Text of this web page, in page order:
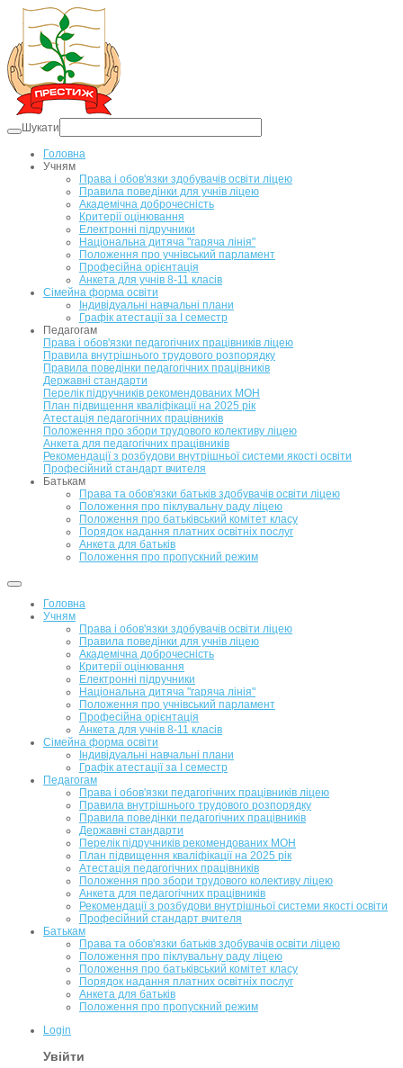
Шукати
Головна
Учням
Права і обов'язки здобувачів освіти ліцею
Правила поведінки для учнів ліцею
Академічна доброчесність
Критерії оцінювання
Електронні підручники
Національна дитяча "гаряча лінія"
Положення про учнівський парламент
Професійна орієнтація
Анкета для учнів 8-11 класів
Сімейна форма освіти
Індивідуальні навчальні плани
Графік атестації за І семестр
Педагогам
Права і обов'язки педагогічних працівників ліцею
Правила внутрішнього трудового розпорядку
Правила поведінки педагогічних працівників
Державні стандарти
Перелік підручників рекомендованих МОН
План підвищення кваліфікації на 2025 рік
Атестація педагогічних працівників
Положення про збори трудового колективу ліцею
Анкета для педагогічних працівників
Рекомендації з розбудови внутрішньої системи якості освіти
Професійний стандарт вчителя
Батькам
Права та обов'язки батьків здобувачів освіти ліцею
Положення про піклувальну раду ліцею
Положення про батьківський комітет класу
Порядок надання платних освітніх послуг
Анкета для батьків
Положення про пропускний режим
Головна
Учням
Права і обов'язки здобувачів освіти ліцею
Правила поведінки для учнів ліцею
Академічна доброчесність
Критерії оцінювання
Електронні підручники
Національна дитяча "гаряча лінія"
Положення про учнівський парламент
Професійна орієнтація
Анкета для учнів 8-11 класів
Сімейна форма освіти
Індивідуальні навчальні плани
Графік атестації за І семестр
Педагогам
Права і обов'язки педагогічних працівників ліцею
Правила внутрішнього трудового розпорядку
Правила поведінки педагогічних працівників
Державні стандарти
Перелік підручників рекомендованих МОН
План підвищення кваліфікації на 2025 рік
Атестація педагогічних працівників
Положення про збори трудового колективу ліцею
Анкета для педагогічних працівників
Рекомендації з розбудови внутрішньої системи якості освіти
Професійний стандарт вчителя
Батькам
Права та обов'язки батьків здобувачів освіти ліцею
Положення про піклувальну раду ліцею
Положення про батьківський комітет класу
Порядок надання платних освітніх послуг
Анкета для батьків
Положення про пропускний режим
Login
Увійти